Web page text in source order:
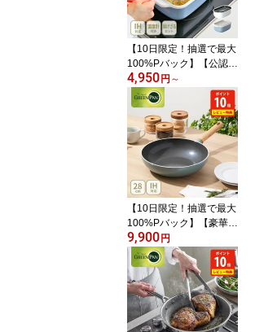
【10日限定！抽選で最大
100%Pバック】【公認シ
ョップ】当店限定ブルー
グレー 富士ホーロー 角
型天ぷら鍋+揚げざるセ
ット 通常サイズ・ワイド
サイズ（ガス火・IH対
応）【ほうろう 琺瑯 く
すみカラー スクエア 温
度計付き レビューキャン
ペーン】
4,950円 ～
【10日限定！抽選で最大
100%Pバック】【豪華特
典付き】 グリーンパン
ウォックパン 28cm メイ
フラワー セラミック CC
001904-001 （ガス火・I
H対応） GREENPAN MA
YFLOWER 【フライパン
深型 28センチ 緑 ウッド
9,900円